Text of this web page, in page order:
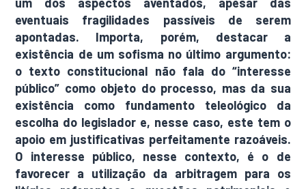
eventuais fragilidades passíveis de serem
apontadas. Importa, porém, destacar a
existência de um sofisma no último argumento:
o texto constitucional não fala do “interesse
público” como objeto do processo, mas da sua
existência como fundamento teleológico da
escolha do legislador e, nesse caso, este tem o
apoio em justificativas perfeitamente razoáveis.
O interesse público, nesse contexto, é o de
favorecer a utilização da arbitragem para os